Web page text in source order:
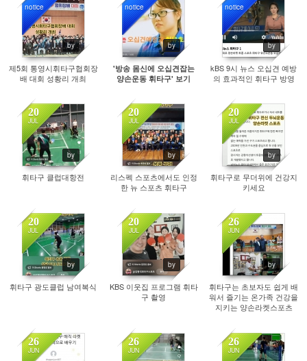
notice
by
4970
제5회 통영시휘타구협회장
배 대회 성황리 개최
notice
by
10104
'방송 몸신에 오십견잡는
양손운동 휘타구' 보기
notice
by
11013
kBS 9시 뉴스 오십견 예방
의 효과적인 휘타구 방영
20
JUL
by
110
휘타구 클럽대항전
20
JUL
by
129
리스펙 스포츠에서도 인정
한 뉴 스포츠 휘타구
20
JUL
by
108
휘타구로 무더위에 건강지
키세요
20
JUL
by
132
휘타구 광도클럽 남여복식
20
JUL
by
127
KBS 이웃집 프로그램 휘타
구 촬영
26
JUN
by
90
휘타구는 초보자도 쉽게 배
워서 즐기는 온가족 건강을
지키는 양손라켓스포츠
26
JUN
26
JUN
26
JUN